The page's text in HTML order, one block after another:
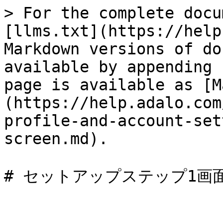
> For the complete
[llms.txt](https://
Markdown versions of
available by
page is available as
(https://
profile-and-account-
screen.md).
# セットアップステップ1画